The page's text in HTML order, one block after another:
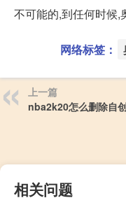
不可能的,到任何时候,
网络标签：
上一篇
nba2k20怎么删除自
相关问题